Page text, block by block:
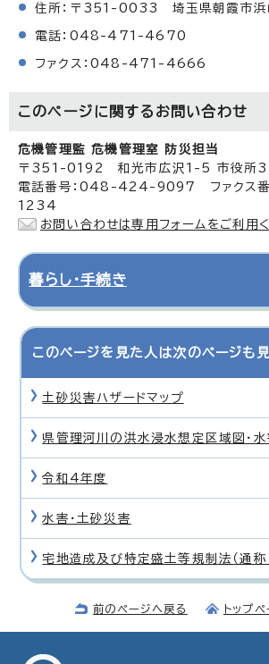
住所：〒351-0033 埼玉県朝霞市
電話：048-471-4670
ファクス：048-471-4666
このページに関する お問い合わせ
危機管理監 危機管理室 防災担当
〒351-0192 和光市広沢1-5 市役所3
電話番号：048-424-9097 ファクス
1234
お問い合わせは専用フォームをご利用く
暮らし・手続き
このページを見た人は次のページも
土砂災害ハザードマップ
県管理河川の洪水浸水想定区域図・水
令和4年度
水害・土砂災害
宅地造成及び特定盛土等規制法（通称
前のページへ戻る トップ